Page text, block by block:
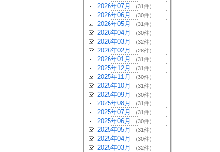
2026年07月 （31件）
2026年06月 （30件）
2026年05月 （31件）
2026年04月 （30件）
2026年03月 （32件）
2026年02月 （28件）
2026年01月 （31件）
2025年12月 （31件）
2025年11月 （30件）
2025年10月 （31件）
2025年09月 （30件）
2025年08月 （31件）
2025年07月 （31件）
2025年06月 （30件）
2025年05月 （31件）
2025年04月 （30件）
2025年03月 （32件）